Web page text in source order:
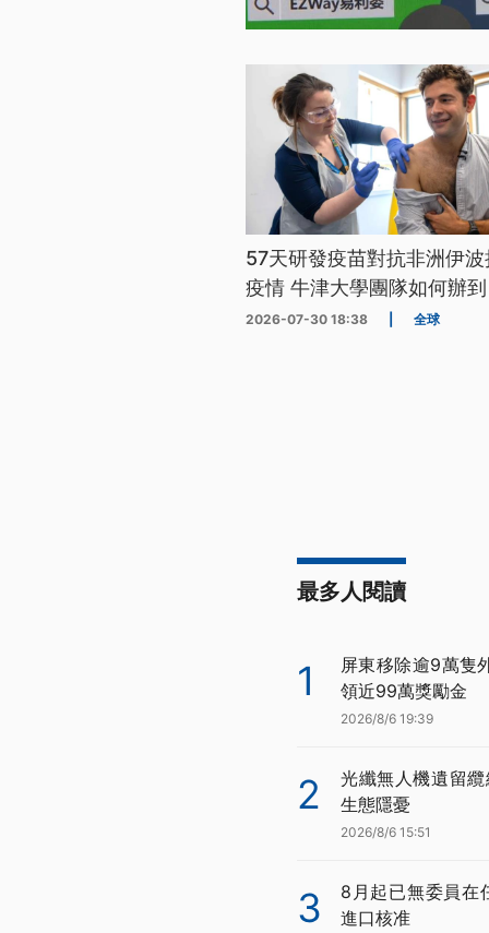
57天研發疫苗對抗非洲伊
疫情 牛津大學團隊如何辦
2026-07-30 18:38 全球
最多人閱讀
1
屏東移除逾9萬隻
領近99萬獎勵金
2026/8/6 19:39
2
光纖無人機遺留
生態隱憂
2026/8/6 15:51
3
8月起已無委員在
進口核准